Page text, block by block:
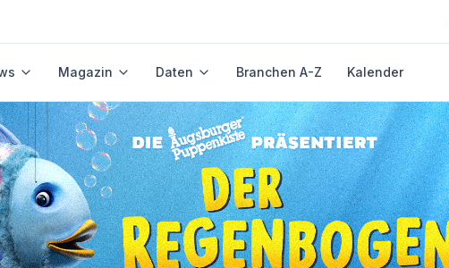
Magazin Daten Branchen A-Z Kalender